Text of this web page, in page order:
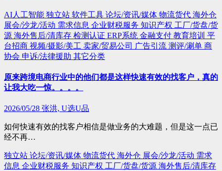
AI人工智能 独立站 软件工具 论坛/资讯/媒体 物流货代 海外仓
展会/沙龙/活动 需求信息 企业财税服务 知识产权 工厂/货盘/货
源 海外售后/清库存 检测认证 ERP系统 金融支付 教育培训 平
台招商 视频/摄影/美工 卖家/贸易公司 广告引流 测评/涮单 商
协会 申诉/法律援助 其它分类
原来跨境电商行业中的他们都是这样快速有效的找客户，真的
让我大吃一惊。。。。
2026/05/28 张洪, U选U品
如何快速有效的找客户相信是做业务的大难题，但是这一点已
经不再…
独立站 论坛/资讯/媒体 物流货代 海外仓 展会/沙龙/活动 需求
信息 企业财税服务 知识产权 工厂/货盘/货源 海外售后/清库存